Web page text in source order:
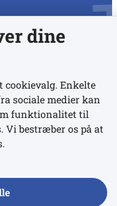
dine
cookievalg. Enkelte
sociale medier kan
funktionalitet til
Vi bestræber os på at